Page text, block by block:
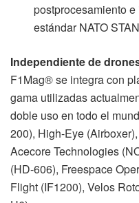
postprocesamiento
estándar NATO
Independiente de
F1Mag® se integra con
gama utilizadas
doble uso en todo el
200), High-Eye
Acecore Technologies
(HD-606), Freespace
Flight (IF1200), Velos